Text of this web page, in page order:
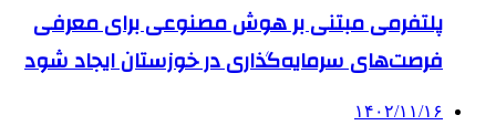
پلتفرمی مبتنی بر هوش مصنوعی برای معرفی
فرصت‌های سرمایه‌گذاری در خوزستان ایجاد شود
۱۴۰۲/۱۱/۱۶